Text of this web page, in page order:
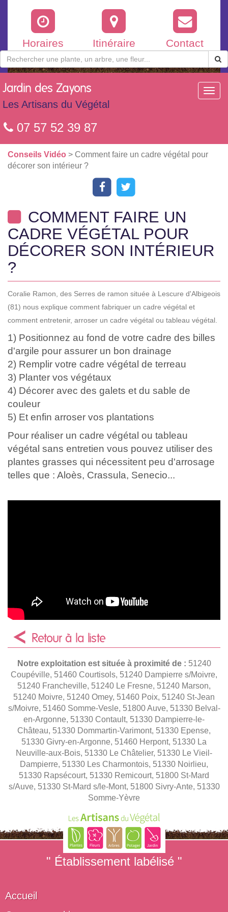
Horaires Itinéraire Contact
Jardin des Zayons
Les Artisans du Végétal
07 57 52 39 87
Conseils Vidéo > Comment faire un cadre végétal pour
décorer son intérieur ?
COMMENT FAIRE UN
CADRE VÉGÉTAL POUR
DÉCORER SON INTÉRIEUR
?
Coralie Ramon, des Serres de ramon située à Lescure d'Albigeois
(81) nous explique comment fabriquer un cadre végétal et
comment entretenir, arroser un cadre végétal ou tableau végétal.
1) Positionnez au fond de votre cadre des billes
d'argile pour assurer un bon drainage
2) Remplir votre cadre végétal de terreau
3) Planter vos végétaux
4) Décorer avec des galets et du sable de
couleur
5) Et enfin arroser vos plantations
Pour réaliser un cadre végétal ou tableau
végétal sans entretien vous pouvez utiliser des
plantes grasses qui nécessitent peu d'arrosage
telles que : Aloès, Crassula, Senecio...
Retour à la liste
Notre exploitation est située à proximité de : 51240
Coupéville, 51460 Courtisols, 51240 Dampierre s/Moivre,
51240 Francheville, 51240 Le Fresne, 51240 Marson,
51240 Moivre, 51240 Omey, 51460 Poix, 51240 St-Jean
s/Moivre, 51460 Somme-Vesle, 51800 Auve, 51330 Belval-
en-Argonne, 51330 Contault, 51330 Dampierre-le-
Château, 51330 Dommartin-Varimont, 51330 Epense,
51330 Givry-en-Argonne, 51460 Herpont, 51330 La
Neuville-aux-Bois, 51330 Le Châtelier, 51330 Le Vieil-
Dampierre, 51330 Les Charmontois, 51330 Noirlieu,
51330 Rapsécourt, 51330 Remicourt, 51800 St-Mard
s/Auve, 51330 St-Mard s/le-Mont, 51800 Sivry-Ante, 51330
Somme-Yèvre
" Établissement labélisé "
Accueil